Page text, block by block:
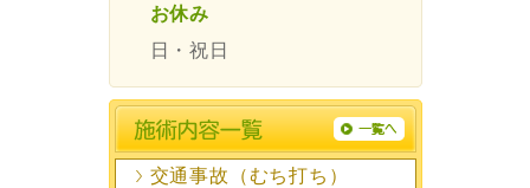
お休み
日・祝日
交通事故（むち打ち）